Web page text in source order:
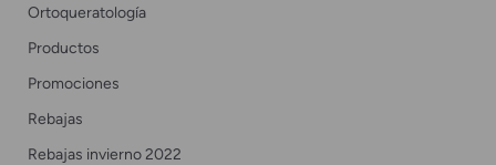
Ortoqueratología
Productos
Promociones
Rebajas
Rebajas invierno 2022